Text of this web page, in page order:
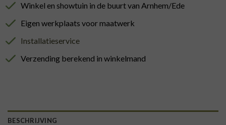
Winkel en showtuin in de buurt van Arnhem/Ede
Eigen werkplaats voor maatwerk
Installatieservice
Verzending berekend in winkelmand
BESCHRIJVING